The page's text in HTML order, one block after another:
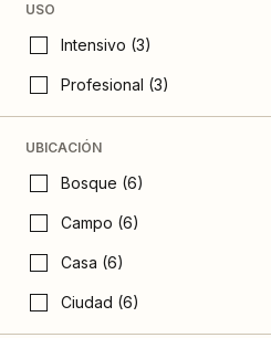
USO
Intensivo (3)
Profesional (3)
UBICACIÓN
Bosque (6)
Campo (6)
Casa (6)
Ciudad (6)